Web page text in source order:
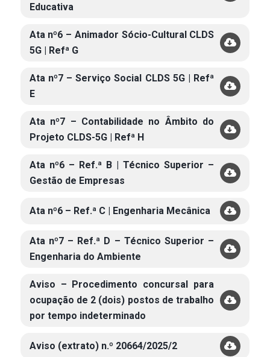
Educativa
Ata nº6 – Animador Sócio-Cultural CLDS
5G | Refª G
Ata nº7 – Serviço Social CLDS 5G | Refª
E
Ata nº7 – Contabilidade no Âmbito do
Projeto CLDS-5G | Refª H
Ata nº6 – Ref.ª B | Técnico Superior –
Gestão de Empresas
Ata nº6 – Ref.ª C | Engenharia Mecânica
Ata nº7 – Ref.ª D – Técnico Superior –
Engenharia do Ambiente
Aviso – Procedimento concursal para
ocupação de 2 (dois) postos de trabalho
por tempo indeterminado
Aviso (extrato) n.º 20664/2025/2